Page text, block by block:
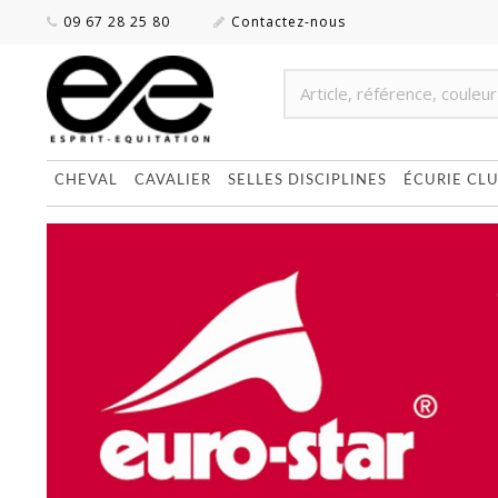
09 67 28 25 80 Contactez-nous
CHEVAL CAVALIER SELLES DISCIPLINES ÉCURIE